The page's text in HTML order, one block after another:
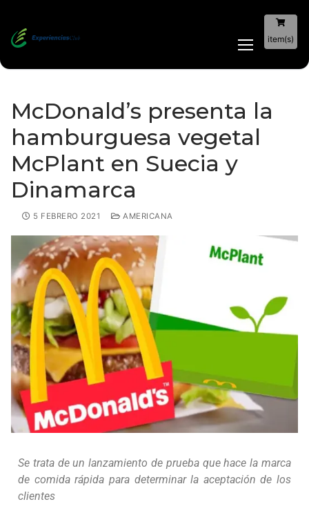
item(s)
McDonald’s presenta la
hamburguesa vegetal
McPlant en Suecia y
Dinamarca
5 FEBRERO 2021 AMERICANA
Se trata de un lanzamiento de prueba que hace la marca
de comida rápida para determinar la aceptación de los
clientes